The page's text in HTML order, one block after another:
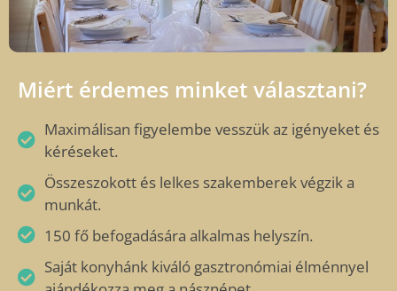
Miért érdemes minket választani?
Maximálisan figyelembe vesszük az igényeket és
kéréseket.
Összeszokott és lelkes szakemberek végzik a
munkát.
150 fő befogadására alkalmas helyszín.
Saját konyhánk kiváló gasztronómiai élménnyel